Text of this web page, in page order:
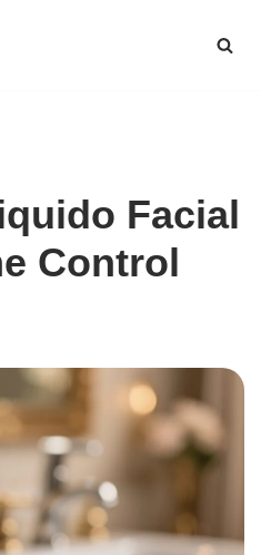
Facial
Control